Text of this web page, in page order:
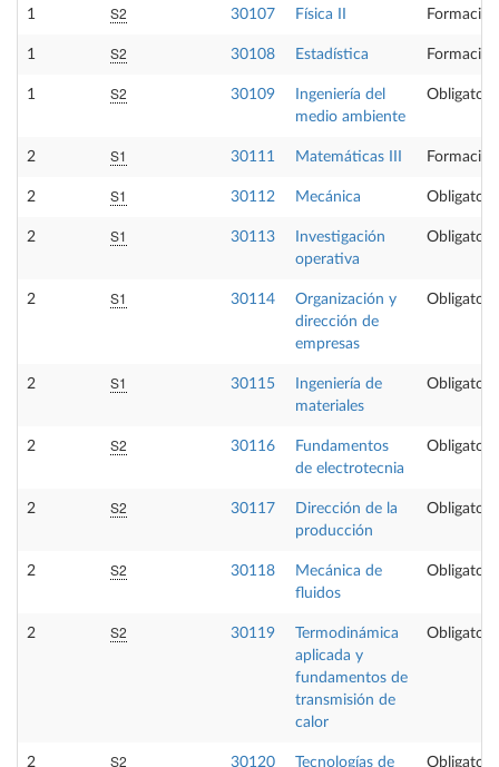
1 S2 30107 Física II
1 S2 30108 Estadística
1 S2 30109
Ingeniería del
medio ambiente
2 S1 30111 Matemáticas III
2 S1 30112 Mecánica
2 S1 30113
Investigación
operativa
2 S1 30114
Organización y
dirección de
empresas
2 S1 30115
Ingeniería de
materiales
2 S2 30116
Fundamentos
de electrotecnia
2 S2 30117
Dirección de la
producción
2 S2 30118
Mecánica de
fluidos
2 S2 30119
Termodinámica
aplicada y
fundamentos de
transmisión de
calor
2 S2 30120 Tecnologías de